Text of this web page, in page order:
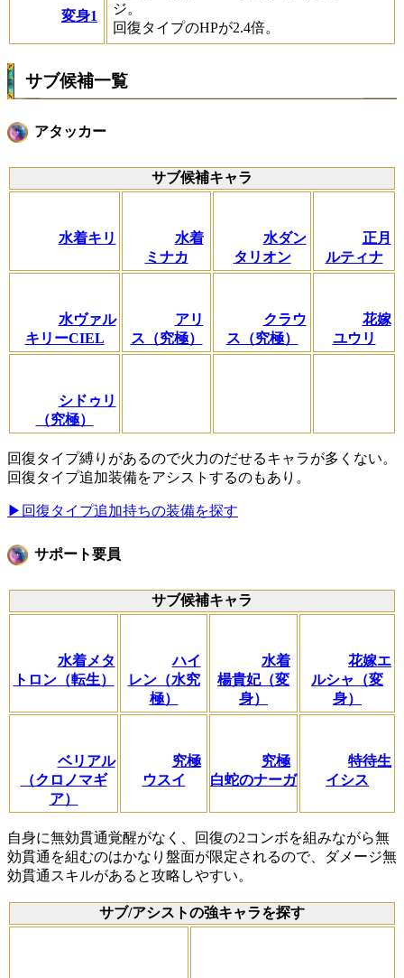
変身1
ジ。
回復タイプのHPが2.4倍。
サブ候補一覧
アタッカー
サブ候補キャラ
水着キリ
水着
ミナカ
水ダン
タリオン
正月
ルティナ
水ヴァル
キリーCIEL
アリ
ス（究極）
クラウ
ス（究極）
花嫁
ユウリ
シドゥリ
（究極）
回復タイプ縛りがあるので火力のだせるキャラが多くない。
回復タイプ追加装備をアシストするのもあり。
▶回復タイプ追加持ちの装備を探す
サポート要員
サブ候補キャラ
水着メタ
トロン（転生）
ハイ
レン（水究
極）
水着
楊貴妃（変
身）
花嫁エ
ルシャ（変
身）
ベリアル
（クロノマギ
ア）
究極
ウスイ
究極
白蛇のナーガ
特待生
イシス
自身に無効貫通覚醒がなく、回復の2コンボを組みながら無
効貫通を組むのはかなり盤面が限定されるので、ダメージ無
効貫通スキルがあると攻略しやすい。
サブ/アシストの強キャラを探す